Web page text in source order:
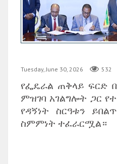
Tuesday, June 30, 2026 532
‎የፌዴራል ጠቅላይ ፍርድ
ምዝገባ አገልግሎት ጋር
የዳኝነት ስርዓቱን
ስምምነት ተፈራርሟል።